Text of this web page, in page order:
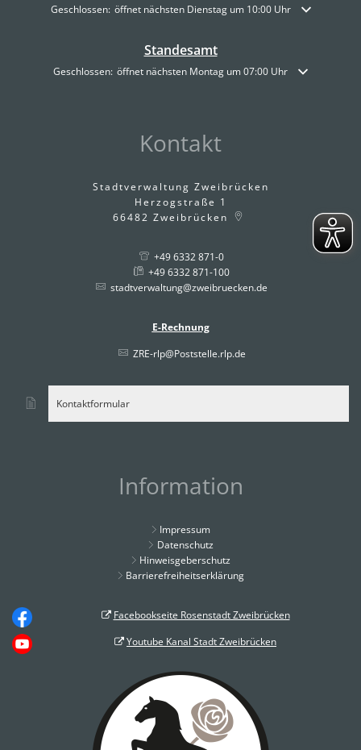
Klicken, um weitere Öffnungs- oder Schließzeiten auszublenden
Geschlossen: öffnet nächsten Dienstag um 10:00 Uhr
Standesamt
Klicken, um weitere Öffnungs- oder Schließzeiten auszublenden
Geschlossen: öffnet nächsten Montag um 07:00 Uhr
Kontakt
Stadtverwaltung Zweibrücken
Herzogstraße 1
66482 Zweibrücken
+49 6332 871-0
+49 6332 871-100
stadtverwaltung@zweibruecken.de
E-Rechnung
ZRE-rlp@Poststelle.rlp.de
Kontaktformular
Information
Impressum
Datenschutz
Hinweisgeberschutz
Barrierefreiheitserklärung
Facebookseite Rosenstadt Zweibrücken
Youtube Kanal Stadt Zweibrücken